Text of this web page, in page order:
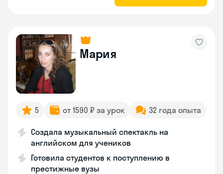
Мария
5 от 1590 ₽ за урок 32 года опыта
Создала музыкальный спектакль на
английском для учеников
Готовила студентов к поступлению в
престижные вузы